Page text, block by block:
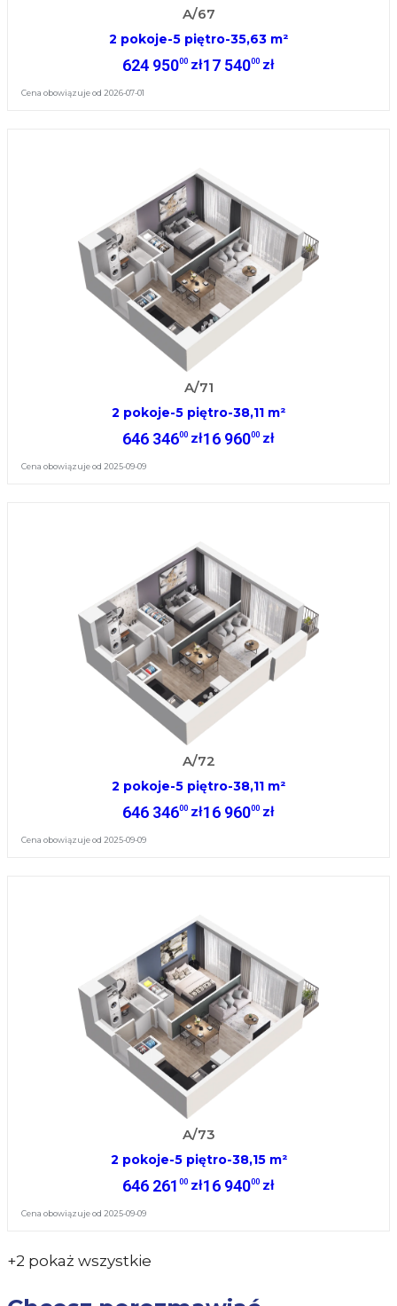
A/67
2 pokoje-5 piętro-35,63 m²
624 95000 zł17 54000 zł
Cena obowiązuje od 2026-07-01
A/71
2 pokoje-5 piętro-38,11 m²
646 34600 zł16 96000 zł
Cena obowiązuje od 2025-09-09
A/72
2 pokoje-5 piętro-38,11 m²
646 34600 zł16 96000 zł
Cena obowiązuje od 2025-09-09
A/73
2 pokoje-5 piętro-38,15 m²
646 261 00 zł16 94000 zł
Cena obowiązuje od 2025-09-09
+2 pokaż wszystkie